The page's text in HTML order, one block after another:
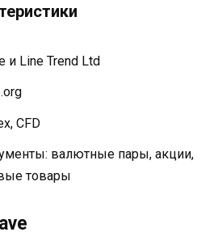
и Line Trend Ltd
CFD
валютные пары, акции,
товары